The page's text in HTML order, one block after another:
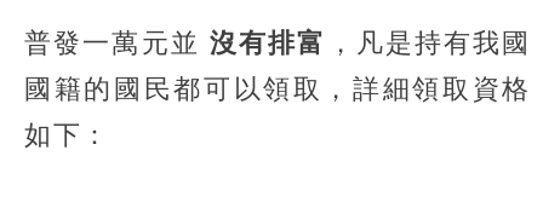
普發一萬元並 沒有排富 ，凡是持有我國
國籍的國民都可以領取，詳細領取資格
如下：